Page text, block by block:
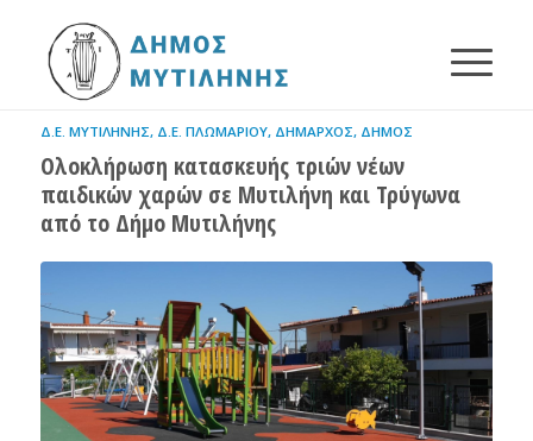
Δ.Ε. ΜΥΤΙΛΉΝΗΣ, Δ.Ε. ΠΛΩΜΑΡΊΟΥ, ΔΉΜΑΡΧΟΣ, ΔΉΜΟΣ
Ολοκλήρωση κατασκευής τριών νέων
παιδικών χαρών σε Μυτιλήνη και Τρύγωνα
από το Δήμο Μυτιλήνης